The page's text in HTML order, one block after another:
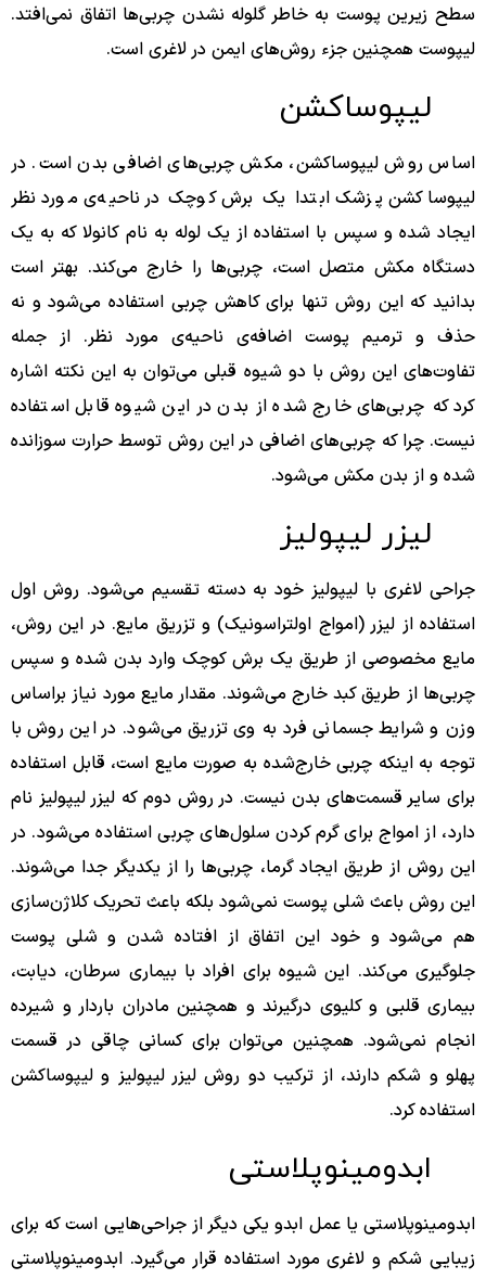
سطح زیرین پوست به خاطر گلوله نشدن چربی‌ها اتفاق نمی‌افتد.
لیپوست همچنین جزء روش‌های ایمن در لاغری است.
لیپوساکشن
اساس روش لیپوساکشن، مکش چربی‌های اضافی بدن است. در
لیپوساکشن پزشک ابتدا یک برش کوچک در ناحیه‌ی مورد نظر
ایجاد شده و سپس با استفاده از یک لوله به نام کانولا که به یک
دستگاه مکش متصل است، چربی‌ها را خارج می‌کند. بهتر است
بدانید که این روش تنها برای کاهش چربی استفاده می‌شود و نه
حذف و ترمیم پوست اضافه‌ی ناحیه‌ی مورد نظر. از جمله
تفاوت‌های این روش با دو شیوه قبلی می‌توان به این نکته اشاره
کرد که چربی‌های خارج شده از بدن در این شیوه قابل استفاده
نیست. چرا که چربی‌های اضافی در این روش توسط حرارت سوزانده
شده و از بدن مکش می‌شود.
لیزر لیپولیز
جراحی لاغری با لیپولیز خود به دسته تقسیم می‌شود. روش اول
استفاده از لیزر (امواج اولتراسونیک) و تزریق مایع. در این روش،
مایع مخصوصی از طریق یک برش کوچک وارد بدن شده و سپس
چربی‌ها از طریق کبد خارج می‌شوند. مقدار مایع مورد نیاز براساس
وزن و شرایط جسمانی فرد به وی تزریق می‌شود. در این روش با
توجه به اینکه چربی خارج‌شده به صورت مایع است، قابل استفاده
برای سایر قسمت‌های بدن نیست. در روش دوم که لیزر لیپولیز نام
دارد، از امواج برای گرم کردن سلول‌های چربی استفاده می‌شود. در
این روش از طریق ایجاد گرما، چربی‌ها را از یکدیگر جدا می‌شوند.
این روش باعث شلی پوست نمی‌شود بلکه باعث تحریک کلاژن‌سازی
هم می‌شود و خود این اتفاق از افتاده شدن و شلی پوست
جلوگیری می‌کند. این شیوه برای افراد با بیماری سرطان، دیابت،
بیماری قلبی و کلیوی درگیرند و همچنین مادران باردار و شیرده
انجام نمی‌شود. همچنین می‌توان برای کسانی چاقی در قسمت
پهلو و شکم دارند، از ترکیب دو روش لیزر لیپولیز و لیپوساکشن
استفاده کرد.
ابدومینوپلاستی
ابدومینوپلاستی یا عمل ابدو یکی دیگر از جراحی‌هایی است که برای
زیبایی شکم و لاغری مورد استفاده قرار می‌گیرد. ابدومینوپلاستی